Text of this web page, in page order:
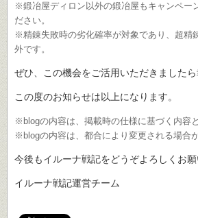
※鍛冶屋ディロン以外の鍛冶屋もキャンペー
ださい。
※精錬失敗時の劣化確率が対象であり、超精
外です。
ぜひ、この機会をご活用いただきましたら
この度のお知らせは以上になります。
※blogの内容は、掲載時の仕様に基づく内容
※blogの内容は、都合により変更される場合
今後もイルーナ戦記をどうぞよろしくお願
イルーナ戦記運営チーム